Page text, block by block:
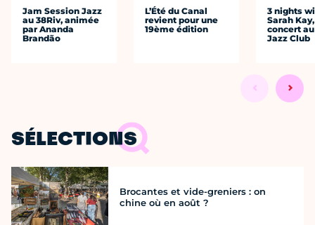
Jam Session Jazz
au 38Riv, animée
par Ananda
Brandão
L’Été du Canal
revient pour une
19ème édition
3 nights
Sarah
concert
Jazz Club
SÉLECTIONS
Brocantes et vide-greniers : on
chine où en août ?